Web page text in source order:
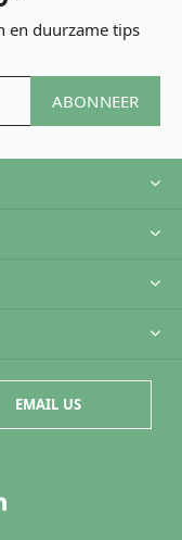
en duurzame tips
ABONNEER
EMAIL US